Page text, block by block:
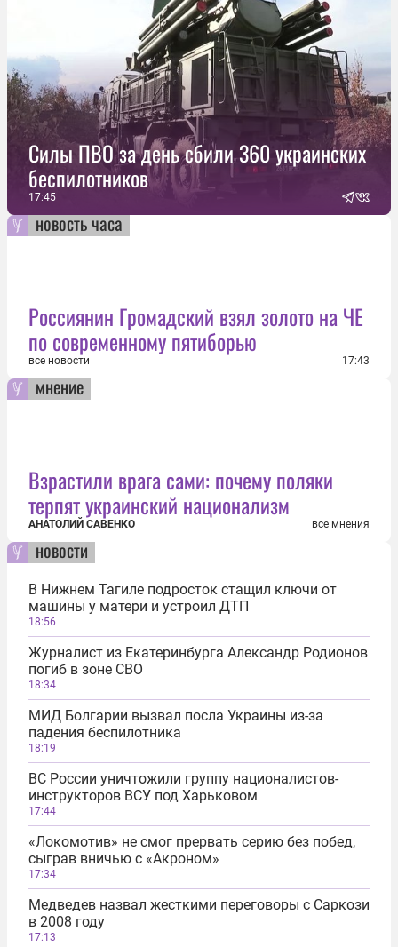
Силы ПВО за день сбили 360 украинских
беспилотников
17:45
новость часа
Россиянин Громадский взял золото на ЧЕ
по современному пятиборью
все новости 17:43
мнение
Взрастили врага сами: почему поляки
терпят украинский национализм
АНАТОЛИЙ САВЕНКО все мнения
новости
В Нижнем Тагиле подросток стащил ключи от
машины у матери и устроил ДТП
18:56
Журналист из Екатеринбурга Александр Родионов
погиб в зоне СВО
18:34
МИД Болгарии вызвал посла Украины из-за
падения беспилотника
18:19
ВС России уничтожили группу националистов-
инструкторов ВСУ под Харьковом
17:44
«Локомотив» не смог прервать серию без побед,
сыграв вничью с «Акроном»
17:34
Медведев назвал жесткими переговоры с Саркози
в 2008 году
17:13